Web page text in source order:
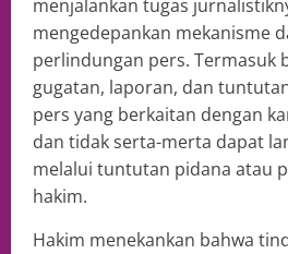
menjalankan tugas
mengedepankan mekanisme
perlindungan pers. Termasuk
gugatan, laporan, dan
pers yang berkaitan dengan
dan tidak serta-merta dapat
melalui tuntutan pidana atau
hakim.
Hakim menekankan bahwa